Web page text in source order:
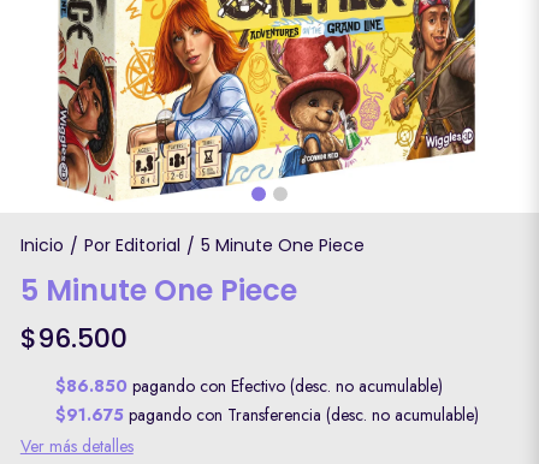
Inicio / Por Editorial / 5 Minute One Piece
5 Minute One Piece
$96.500
$86.850 pagando con Efectivo (desc. no acumulable)
$91.675 pagando con Transferencia (desc. no acumulable)
Ver más detalles